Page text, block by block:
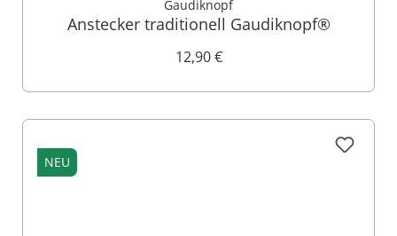
Gaudiknopf
Anstecker traditionell Gaudiknopf®
12,90 €
NEU